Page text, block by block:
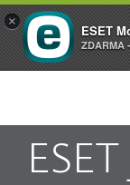
×
ESET
ZDARMA